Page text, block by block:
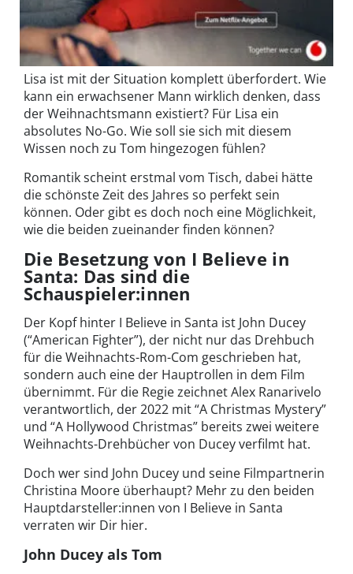
Lisa ist mit der Situation komplett überfordert. Wie
kann ein erwachsener Mann wirklich denken, dass
der Weihnachtsmann existiert? Für Lisa ein
absolutes No-Go. Wie soll sie sich mit diesem
Wissen noch zu Tom hingezogen fühlen?
Romantik scheint erstmal vom Tisch, dabei hätte
die schönste Zeit des Jahres so perfekt sein
können. Oder gibt es doch noch eine Möglichkeit,
wie die beiden zueinander finden können?
Die Besetzung von I Believe in
Santa: Das sind die
Schauspieler:innen
Der Kopf hinter I Believe in Santa ist John Ducey
(“American Fighter”), der nicht nur das Drehbuch
für die Weihnachts-Rom-Com geschrieben hat,
sondern auch eine der Hauptrollen in dem Film
übernimmt. Für die Regie zeichnet Alex Ranarivelo
verantwortlich, der 2022 mit “A Christmas Mystery”
und “A Hollywood Christmas” bereits zwei weitere
Weihnachts-Drehbücher von Ducey verfilmt hat.
Doch wer sind John Ducey und seine Filmpartnerin
Christina Moore überhaupt? Mehr zu den beiden
Hauptdarsteller:innen von I Believe in Santa
verraten wir Dir hier.
John Ducey als Tom